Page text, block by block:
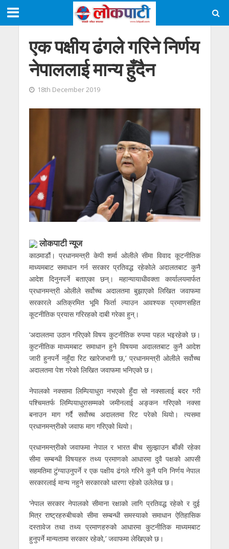
एक पक्षीय ढंगले गरिने निर्णय
नेपाललाई मान्य हुँदैन
18th December 2019
लाेकपाटी न्यूज
काठमाडौं। प्रधानमन्त्री केपी शर्मा ओलीले सीमा विवाद कूटनीतिक
माध्यमबाट समाधान गर्न सरकार प्रतिवद्ध रहेकोले अदालतबाट कुनै
आदेश दिनुनपर्ने बताएका छन्। महान्यायाधीवक्ता कार्यालयमार्फत
प्रधानमन्त्री ओलीले सर्वोच्च अदालतमा बुझाएको लिखित जवाफमा
सरकारले अतिक्रमित भूमि फिर्ता ल्याउन आवश्यक प्रमाणसहित
कूटनीतिक प्रयास गरिरहको दाबी गरेका हुन्।
‘अदालतमा उठान गरिएको विषय कुटनीतिक रुपमा पहल भइरहेको छ।
कुटनीतिक माध्यमबाट समाधान हुने विषयमा अदालतबाट कुनै आदेश
जारी हुनपर्ने नहुँदा रिट खारेजभागी छ,’ प्रधानमन्त्री ओलीले सर्वोच्च
अदालतमा पेश गरेको लिखित जवाफमा भनिएको छ।
नेपालको नक्सामा लिम्पियाधुरा नभएको हुँदा सो नक्सालाई बदर गरी
पश्चिमतर्फ लिम्पियाधुरासम्मको जमीनलाई अङ्कन गरिएको नक्सा
बनाउन माग गर्दै सर्वोच्च अदालतमा रिट परेको थियो। त्यसमा
प्रधानमन्त्रीको जवाफ माग गरिएको थियो।
प्रधानमन्त्रीको जवाफमा नेपाल र भारत बीच सुल्झाउन बाँकी रहेका
सीमा सम्बन्धी विषयहरु तथ्य प्रमाणको आधारमा दुवै पक्षको आपसी
सहमतिमा टुंग्याउनुपर्ने र एक पक्षीय ढंगले गरिने कुनै पनि निर्णय नेपाल
सरकारलाई मान्य नहुने सरकारको धारणा रहेको उलेलेख छ।
‘नेपाल सरकार नेपालको सीमाना रक्षाको लागि प्रतिवद्ध रहेको र दुई
मित्र राष्ट्रहरुबीचको सीमा सम्बन्धी समस्याको समाधान ऐतिहासिक
दस्तावेज तथा तथ्य प्रमाणहरुको आधारमा कुटनीतिक माध्यमबाट
हुनुपर्ने मान्यतामा सरकार रहेको,’ जवाफमा लेखिएको छ।